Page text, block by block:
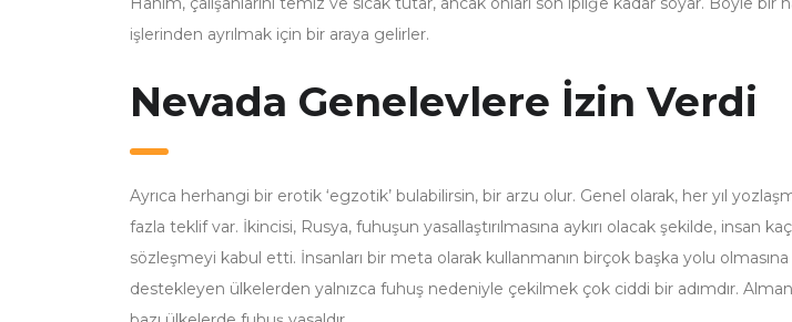
işlerinden ayrılmak için bir araya gelirler.
Nevada Genelevlere İzin Verdi
Ayrıca herhangi bir erotik ‘egzotik’ bulabilirsin, bir arzu olur. Genel olarak, her yıl
fazla teklif var. İkincisi, Rusya, fuhuşun yasallaştırılmasına aykırı olacak şekilde, insan
sözleşmeyi kabul etti. İnsanları bir meta olarak kullanmanın birçok başka yolu
destekleyen ülkelerden yalnızca fuhuş nedeniyle çekilmek çok ciddi bir adımdır.